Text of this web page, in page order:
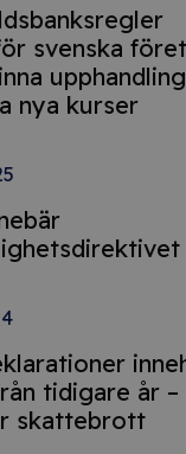
svenska
nya kurser
tidigare år –
skattebrott